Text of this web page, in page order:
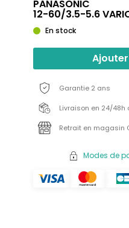
PANASONIC
12-60/3.5-5.6
En stock
Garantie 2 ans
Livraison en 24/48h
Retrait en magasin
Modes de